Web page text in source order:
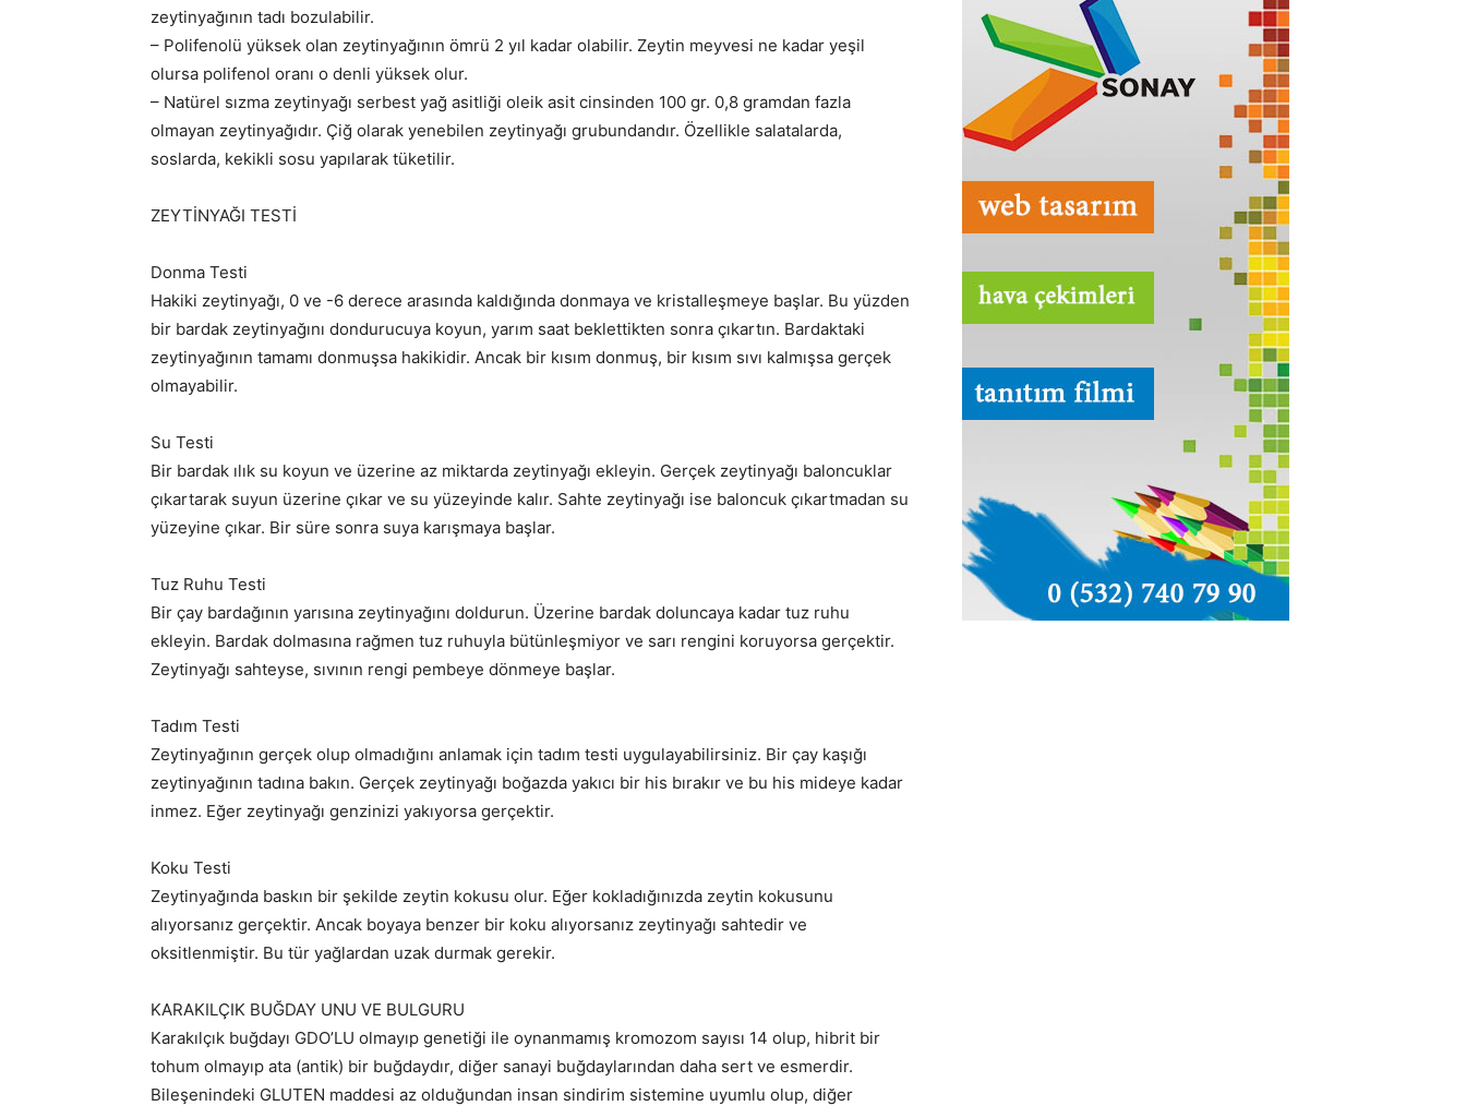
zeytinyağının tadı bozulabilir.
– Polifenolü yüksek olan zeytinyağının ömrü 2 yıl kadar olabilir. Zeytin meyvesi ne kadar yeşil
olursa polifenol oranı o denli yüksek olur.
– Natürel sızma zeytinyağı serbest yağ asitliği oleik asit cinsinden 100 gr. 0,8 gramdan fazla
olmayan zeytinyağıdır. Çiğ olarak yenebilen zeytinyağı grubundandır. Özellikle salatalarda,
soslarda, kekikli sosu yapılarak tüketilir.
ZEYTİNYAĞI TESTİ
Donma Testi
Hakiki zeytinyağı, 0 ve -6 derece arasında kaldığında donmaya ve kristalleşmeye başlar. Bu yüzden
bir bardak zeytinyağını dondurucuya koyun, yarım saat beklettikten sonra çıkartın. Bardaktaki
zeytinyağının tamamı donmuşsa hakikidir. Ancak bir kısım donmuş, bir kısım sıvı kalmışsa gerçek
olmayabilir.
Su Testi
Bir bardak ılık su koyun ve üzerine az miktarda zeytinyağı ekleyin. Gerçek zeytinyağı baloncuklar
çıkartarak suyun üzerine çıkar ve su yüzeyinde kalır. Sahte zeytinyağı ise baloncuk çıkartmadan su
yüzeyine çıkar. Bir süre sonra suya karışmaya başlar.
Tuz Ruhu Testi
Bir çay bardağının yarısına zeytinyağını doldurun. Üzerine bardak doluncaya kadar tuz ruhu
ekleyin. Bardak dolmasına rağmen tuz ruhuyla bütünleşmiyor ve sarı rengini koruyorsa gerçektir.
Zeytinyağı sahteyse, sıvının rengi pembeye dönmeye başlar.
Tadım Testi
Zeytinyağının gerçek olup olmadığını anlamak için tadım testi uygulayabilirsiniz. Bir çay kaşığı
zeytinyağının tadına bakın. Gerçek zeytinyağı boğazda yakıcı bir his bırakır ve bu his mideye kadar
inmez. Eğer zeytinyağı genzinizi yakıyorsa gerçektir.
Koku Testi
Zeytinyağında baskın bir şekilde zeytin kokusu olur. Eğer kokladığınızda zeytin kokusunu
alıyorsanız gerçektir. Ancak boyaya benzer bir koku alıyorsanız zeytinyağı sahtedir ve
oksitlenmiştir. Bu tür yağlardan uzak durmak gerekir.
KARAKILÇIK BUĞDAY UNU VE BULGURU
Karakılçık buğdayı GDO’LU olmayıp genetiği ile oynanmamış kromozom sayısı 14 olup, hibrit bir
tohum olmayıp ata (antik) bir buğdaydır, diğer sanayi buğdaylarından daha sert ve esmerdir.
Bileşenindeki GLUTEN maddesi az olduğundan insan sindirim sistemine uyumlu olup, diğer